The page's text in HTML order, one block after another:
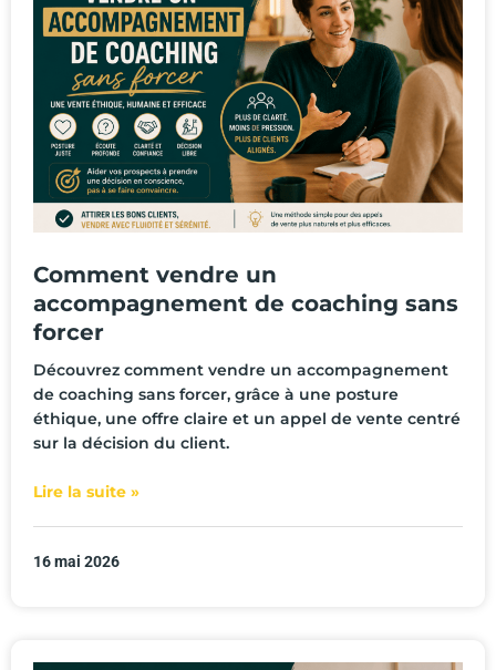
Comment vendre un
accompagnement de coaching sans
forcer
Découvrez comment vendre un accompagnement
de coaching sans forcer, grâce à une posture
éthique, une offre claire et un appel de vente centré
sur la décision du client.
Lire la suite »
16 mai 2026